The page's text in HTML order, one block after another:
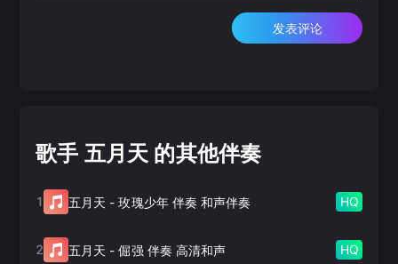
发表评论
歌手 五月天 的其他伴奏
1 五月天 -玫瑰少年 伴奏 和声伴奏 HQ
2 五月天 -倔强 伴奏 高清和声 HQ